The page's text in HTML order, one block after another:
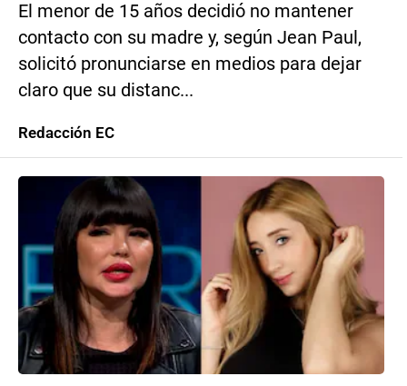
El menor de 15 años decidió no mantener
contacto con su madre y, según Jean Paul,
solicitó pronunciarse en medios para dejar
claro que su distanc...
Redacción EC